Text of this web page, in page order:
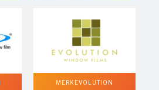
MERK EVOLUTION